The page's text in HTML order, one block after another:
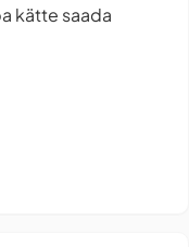
kätte saada